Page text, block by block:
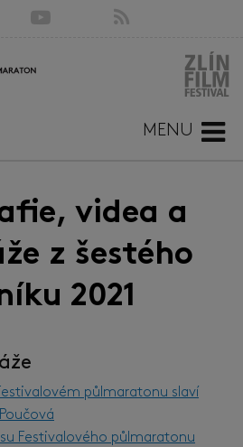
MENU
videa a
z šestého
2021
půlmaratonu slaví
Festivalového půlmaratonu